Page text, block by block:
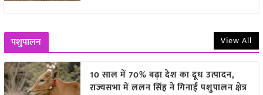
पशुपालन View All
10 साल में 70% बढ़ा देश का दूध उत्पादन,
राज्यसभा में ललन सिंह ने गिनाईं पशुपालन क्षेत्र